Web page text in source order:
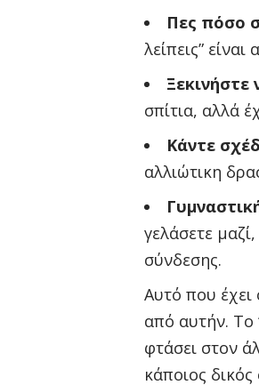
Πες πόσο
λείπεις” είναι
Ξεκινήστε
σπίτια, αλλά
Κάντε
αλλιώτικη
γελάσετε
σύνδεσης.
Αυτό που έχει
από αυτήν. Το
φτάσει στον
κάποιος